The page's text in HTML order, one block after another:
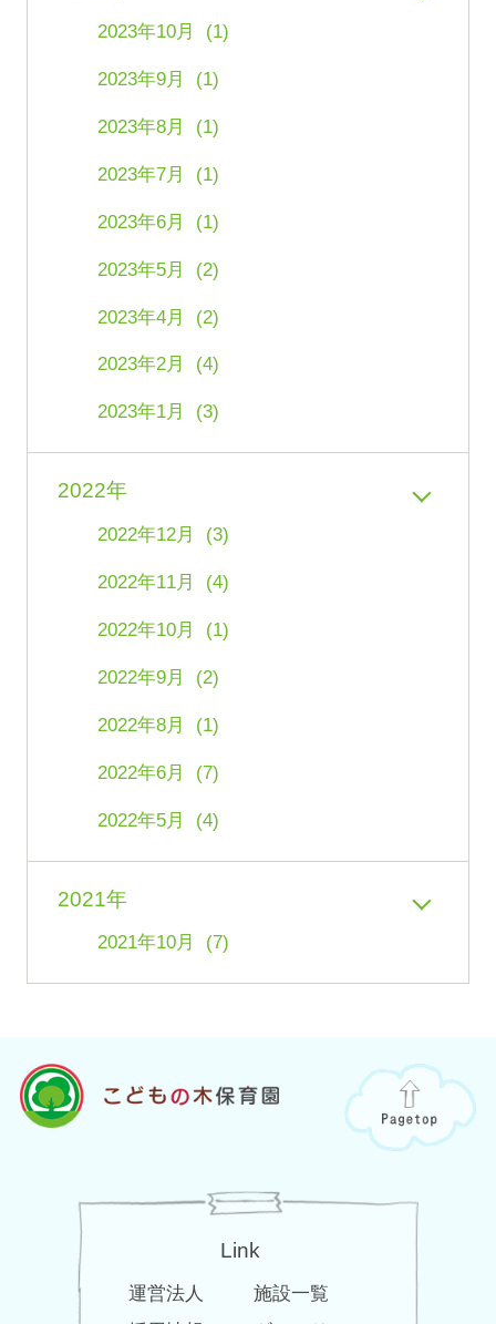
2023年10月 (1)
2023年9月 (1)
2023年8月 (1)
2023年7月 (1)
2023年6月 (1)
2023年5月 (2)
2023年4月 (2)
2023年2月 (4)
2023年1月 (3)
2022年
2022年12月 (3)
2022年11月 (4)
2022年10月 (1)
2022年9月 (2)
2022年8月 (1)
2022年6月 (7)
2022年5月 (4)
2021年
2021年10月 (7)
Link
運営法人
施設一覧